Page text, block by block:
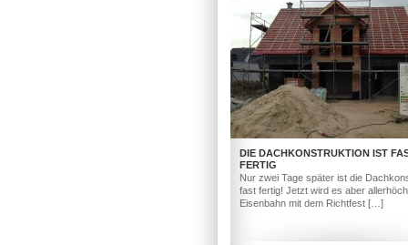
DIE DACHKONSTRUKTION IST
FERTIG
Nur zwei Tage später ist die
fast fertig! Jetzt wird es aber
Eisenbahn mit dem Richtfest […]